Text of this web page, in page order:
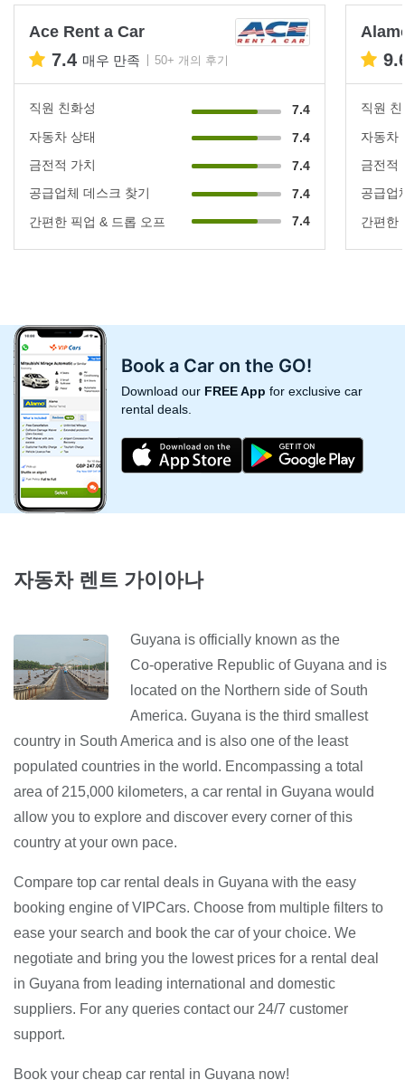
Ace Rent a Car
7.4 매우 만족 50+ 개의 후기
직원 친화성
7.4
자동차 상태
7.4
금전적 가치
7.4
공급업체 데스크 찾기
7.4
간편한 픽업 & 드롭 오프
7.4
직원
자동차
금전적
공급업
간편한
Book a Car on the GO!
Download our FREE App for exclusive car
rental deals.
자동차 렌트 가이아나
Guyana is officially known as the
Co‑operative Republic of Guyana and is
located on the Northern side of South
America. Guyana is the third smallest
country in South America and is also one of the least
populated countries in the world. Encompassing a total
area of 215,000 kilometers, a car rental in Guyana would
allow you to explore and discover every corner of this
country at your own pace.
Compare top car rental deals in Guyana with the easy
booking engine of VIPCars. Choose from multiple filters to
ease your search and book the car of your choice. We
negotiate and bring you the lowest prices for a rental deal
in Guyana from leading international and domestic
suppliers. For any queries contact our 24/7 customer
support.
Book your cheap car rental in Guyana now!